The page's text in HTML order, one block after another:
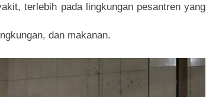
terlebih pada lingkungan pesantren yang
dan makanan.